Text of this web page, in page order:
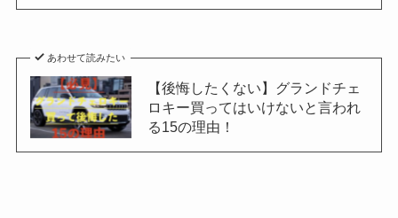
あわせて読みたい
【後悔したくない】グランドチェ
ロキー買ってはいけないと言われ
る15の理由！